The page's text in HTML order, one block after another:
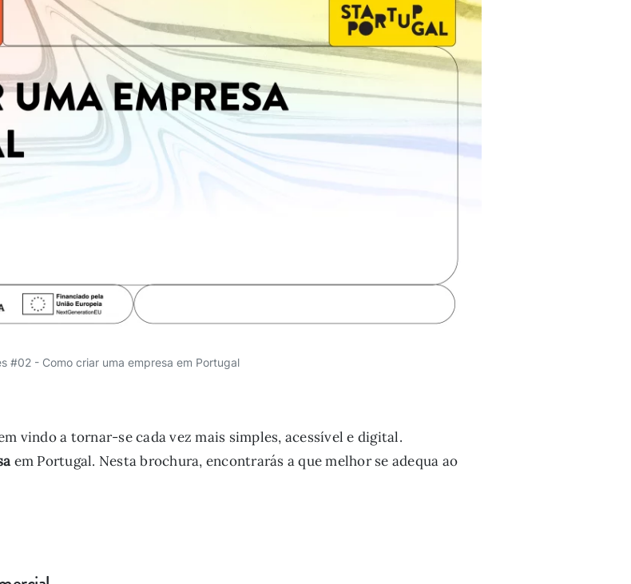
#02 - Como criar uma empresa em Portugal
vindo a tornar-se cada vez mais simples, acessível e digital.
em Portugal. Nesta brochura, encontrarás a que melhor se adequa ao